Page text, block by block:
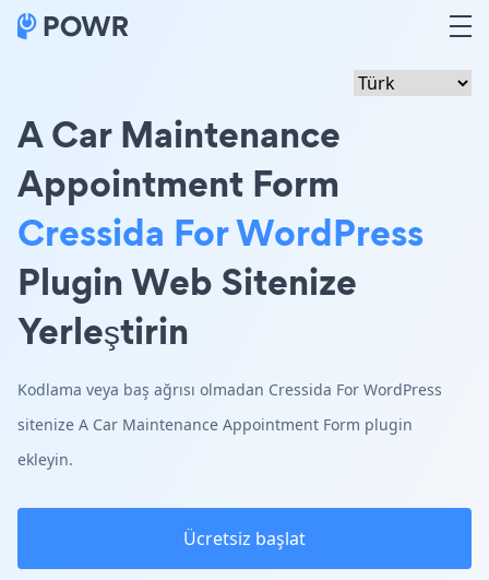
A Car Maintenance
Appointment Form
Cressida For WordPress
Plugin Web Sitenize
Yerleştirin
Kodlama veya baş ağrısı olmadan Cressida For WordPress
sitenize A Car Maintenance Appointment Form plugin
ekleyin.
Ücretsiz başlat